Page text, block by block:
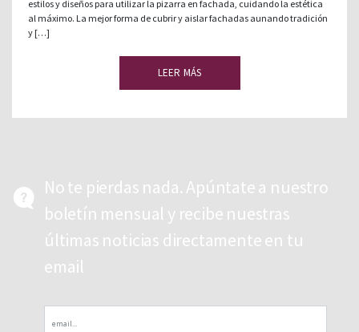
estilos y diseños para utilizar la pizarra en fachada, cuidando la estética
al máximo. La mejor forma de cubrir y aislar fachadas aunando tradición
y […]
LEER MÁS
No te pierdas nada. Apúntate a nuestro
boletín mensual y recibe nuestras
últimas noticias directamente en tu
email